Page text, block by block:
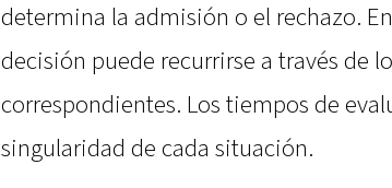
determina la admisión o el rechazo.
decisión puede recurrirse a través de
correspondientes. Los tiempos de
singularidad de cada situación.